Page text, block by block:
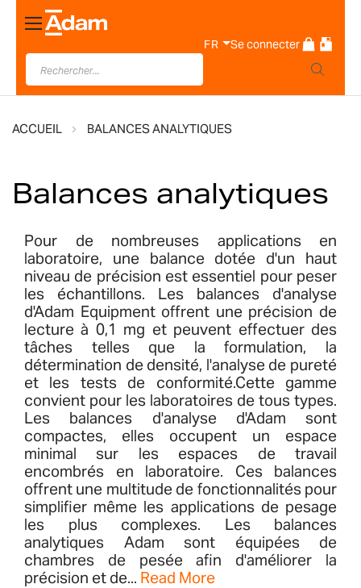
Basculer
la
navigation
FR Se connecter
ACCUEIL BALANCES ANALYTIQUES
Balances analytiques
Pour de nombreuses applications en
laboratoire, une balance dotée d'un haut
niveau de précision est essentiel pour peser
les échantillons. Les balances d'analyse
d'Adam Equipment offrent une précision de
lecture à 0,1 mg et peuvent effectuer des
tâches telles que la formulation, la
détermination de densité, l'analyse de pureté
et les tests de conformité.Cette gamme
convient pour les laboratoires de tous types.
Les balances d'analyse d'Adam sont
compactes, elles occupent un espace
minimal sur les espaces de travail
encombrés en laboratoire. Ces balances
offrent une multitude de fonctionnalités pour
simplifier même les applications de pesage
les plus complexes. Les balances
analytiques Adam sont équipées de
chambres de pesée afin d'améliorer la
précision et de... Read More